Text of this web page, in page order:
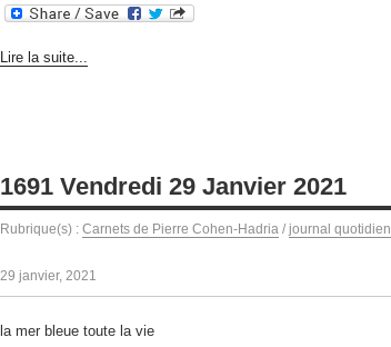
Lire la suite...
1691 Vendredi 29 Janvier 2021
Rubrique(s) : Carnets de Pierre Cohen-Hadria / journal quotidien
29 janvier, 2021
la mer bleue toute la vie